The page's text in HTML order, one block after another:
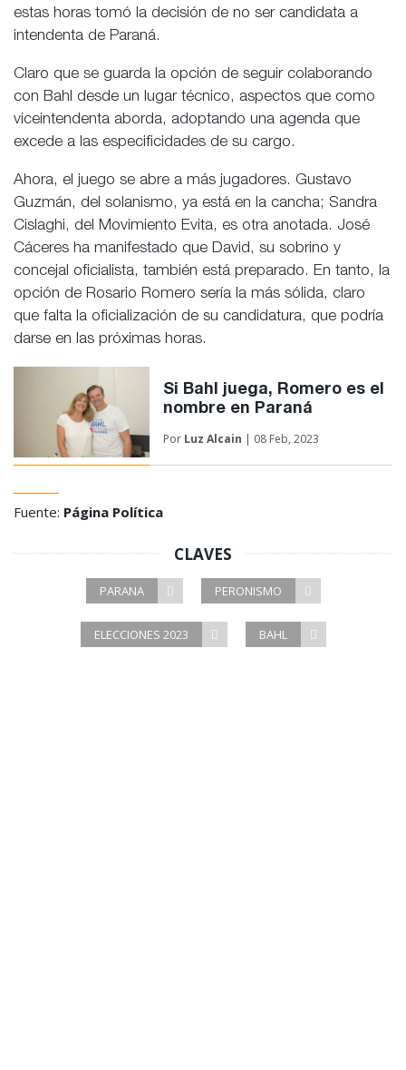
estas horas tomó la decisión de no ser candidata a
intendenta de Paraná.
Claro que se guarda la opción de seguir colaborando
con Bahl desde un lugar técnico, aspectos que como
viceintendenta aborda, adoptando una agenda que
excede a las especificidades de su cargo.
Ahora, el juego se abre a más jugadores. Gustavo
Guzmán, del solanismo, ya está en la cancha; Sandra
Cislaghi, del Movimiento Evita, es otra anotada. José
Cáceres ha manifestado que David, su sobrino y
concejal oficialista, también está preparado. En tanto, la
opción de Rosario Romero sería la más sólida, claro
que falta la oficialización de su candidatura, que podría
darse en las próximas horas.
Si Bahl juega, Romero es el
nombre en Paraná
Por Luz Alcain | 08 Feb, 2023
Fuente: Página Política
CLAVES
PARANA PERONISMO
ELECCIONES 2023 BAHL